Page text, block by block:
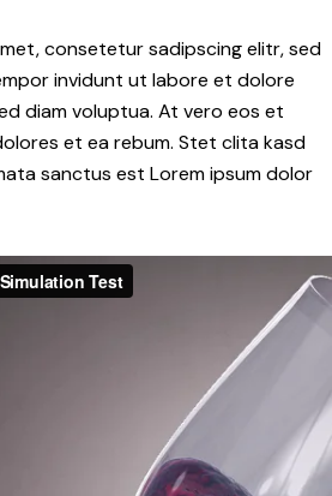
consetetur sadipscing elitr, sed
invidunt ut labore et dolore
diam voluptua. At vero eos et
et ea rebum. Stet clita kasd
sanctus est Lorem ipsum dolor